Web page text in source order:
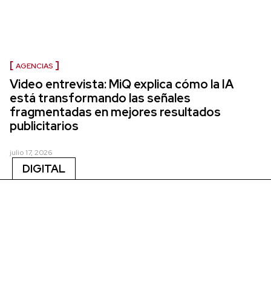
AGENCIAS
Video entrevista: MiQ explica cómo la IA
está transformando las señales
fragmentadas en mejores resultados
publicitarios
julio 17, 2026
DIGITAL